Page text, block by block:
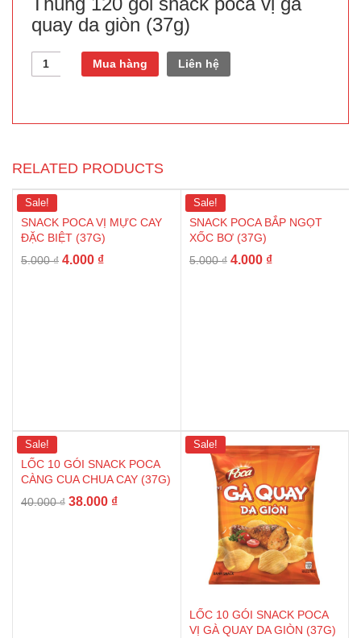
quay da giòn (37g)
Quantity Mua hàng Liên hệ
RELATED PRODUCTS
Sale!
SNACK POCA VỊ MỰC CAY
ĐẶC BIỆT (37G)
5.000₫ 4.000 ₫
Sale!
SNACK POCA BẮP NGỌT
XỐC BƠ (37G)
5.000₫ 4.000 ₫
Sale!
LỐC 10 GÓI SNACK POCA
CÀNG CUA CHUA CAY (37G)
40.000₫ 38.000 ₫
Sale!
LỐC 10 GÓI SNACK POCA
VỊ GÀ QUAY DA GIÒN (37G)